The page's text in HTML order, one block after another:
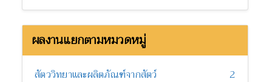
ผลงานแยกตามหมวดหมู่
สัตววิทยาและผลิตภัณฑ์จากสัตว์ 2